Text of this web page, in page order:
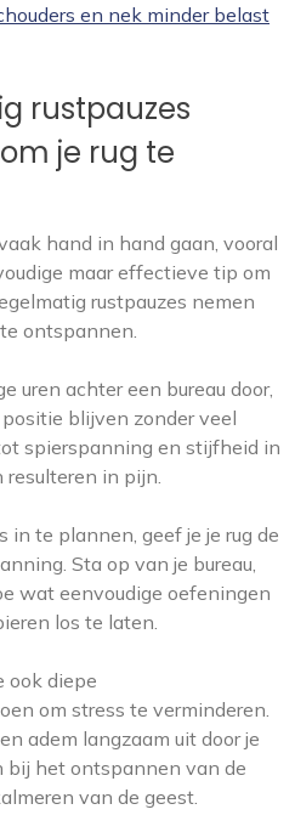
en nek minder belast
rustpauzes
je rug te
hand in hand gaan, vooral
maar effectieve tip om
rustpauzes nemen
ontspannen.
uren achter een bureau door,
blijven zonder veel
spierspanning en stijfheid in
resulteren in pijn.
in te plannen, geef je je rug de
Sta op van je bureau,
wat eenvoudige oefeningen
los te laten.
ook diepe
om stress te verminderen.
adem langzaam uit door je
bij het ontspannen van de
van de geest.